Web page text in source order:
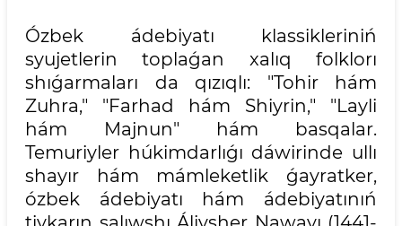
Ózbek ádebiyatı klassikleriniń
syujetlerin toplaǵan xalıq folklorı
shıǵarmaları da qızıqlı: "Tohir hám
Zuhra," "Farhad hám Shiyrin," "Layli
hám Majnun" hám basqalar.
Temuriyler húkimdarlıǵı dáwirinde ullı
shayır hám mámleketlik ǵayratker,
ózbek ádebiyatı hám ádebiyatınıń